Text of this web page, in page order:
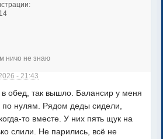
ничо не знаю
- 21:43
обед, так вышло. Балансир у меня
по нулям. Рядом деды сидели,
то вместе. У них пять щук на
слили. Не парились, всё не